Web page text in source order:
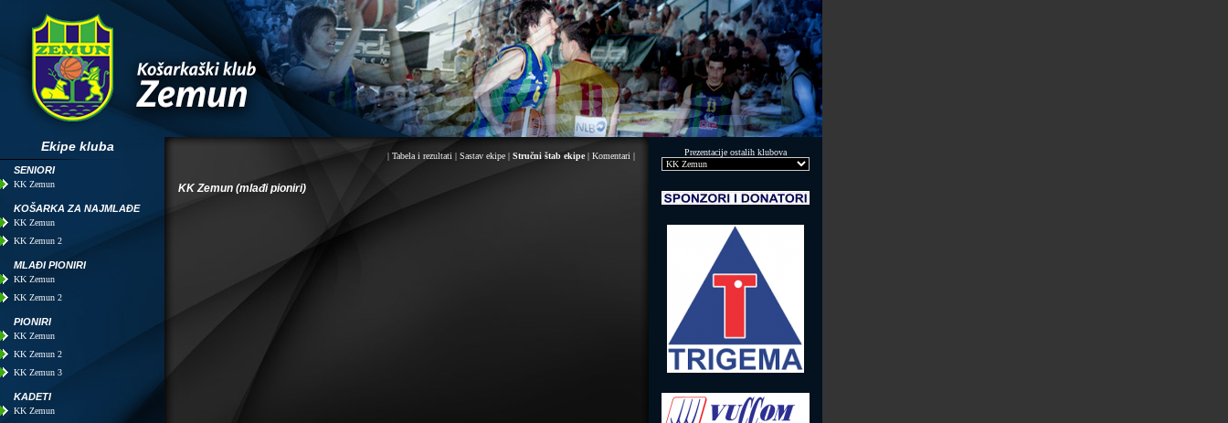
Ekipe kluba
SENIORI
KK Zemun
KOŠARKA ZA NAJMLAĐE
KK Zemun
KK Zemun 2
MLAĐI PIONIRI
KK Zemun
KK Zemun 2
PIONIRI
KK Zemun
KK Zemun 2
KK Zemun 3
KADETI
KK Zemun
| Tabela i rezultati | Sastav ekipe | Stručni štab ekipe| Komentari |
KK Zemun (mlađi pioniri)
Prezentacije ostalih klubova